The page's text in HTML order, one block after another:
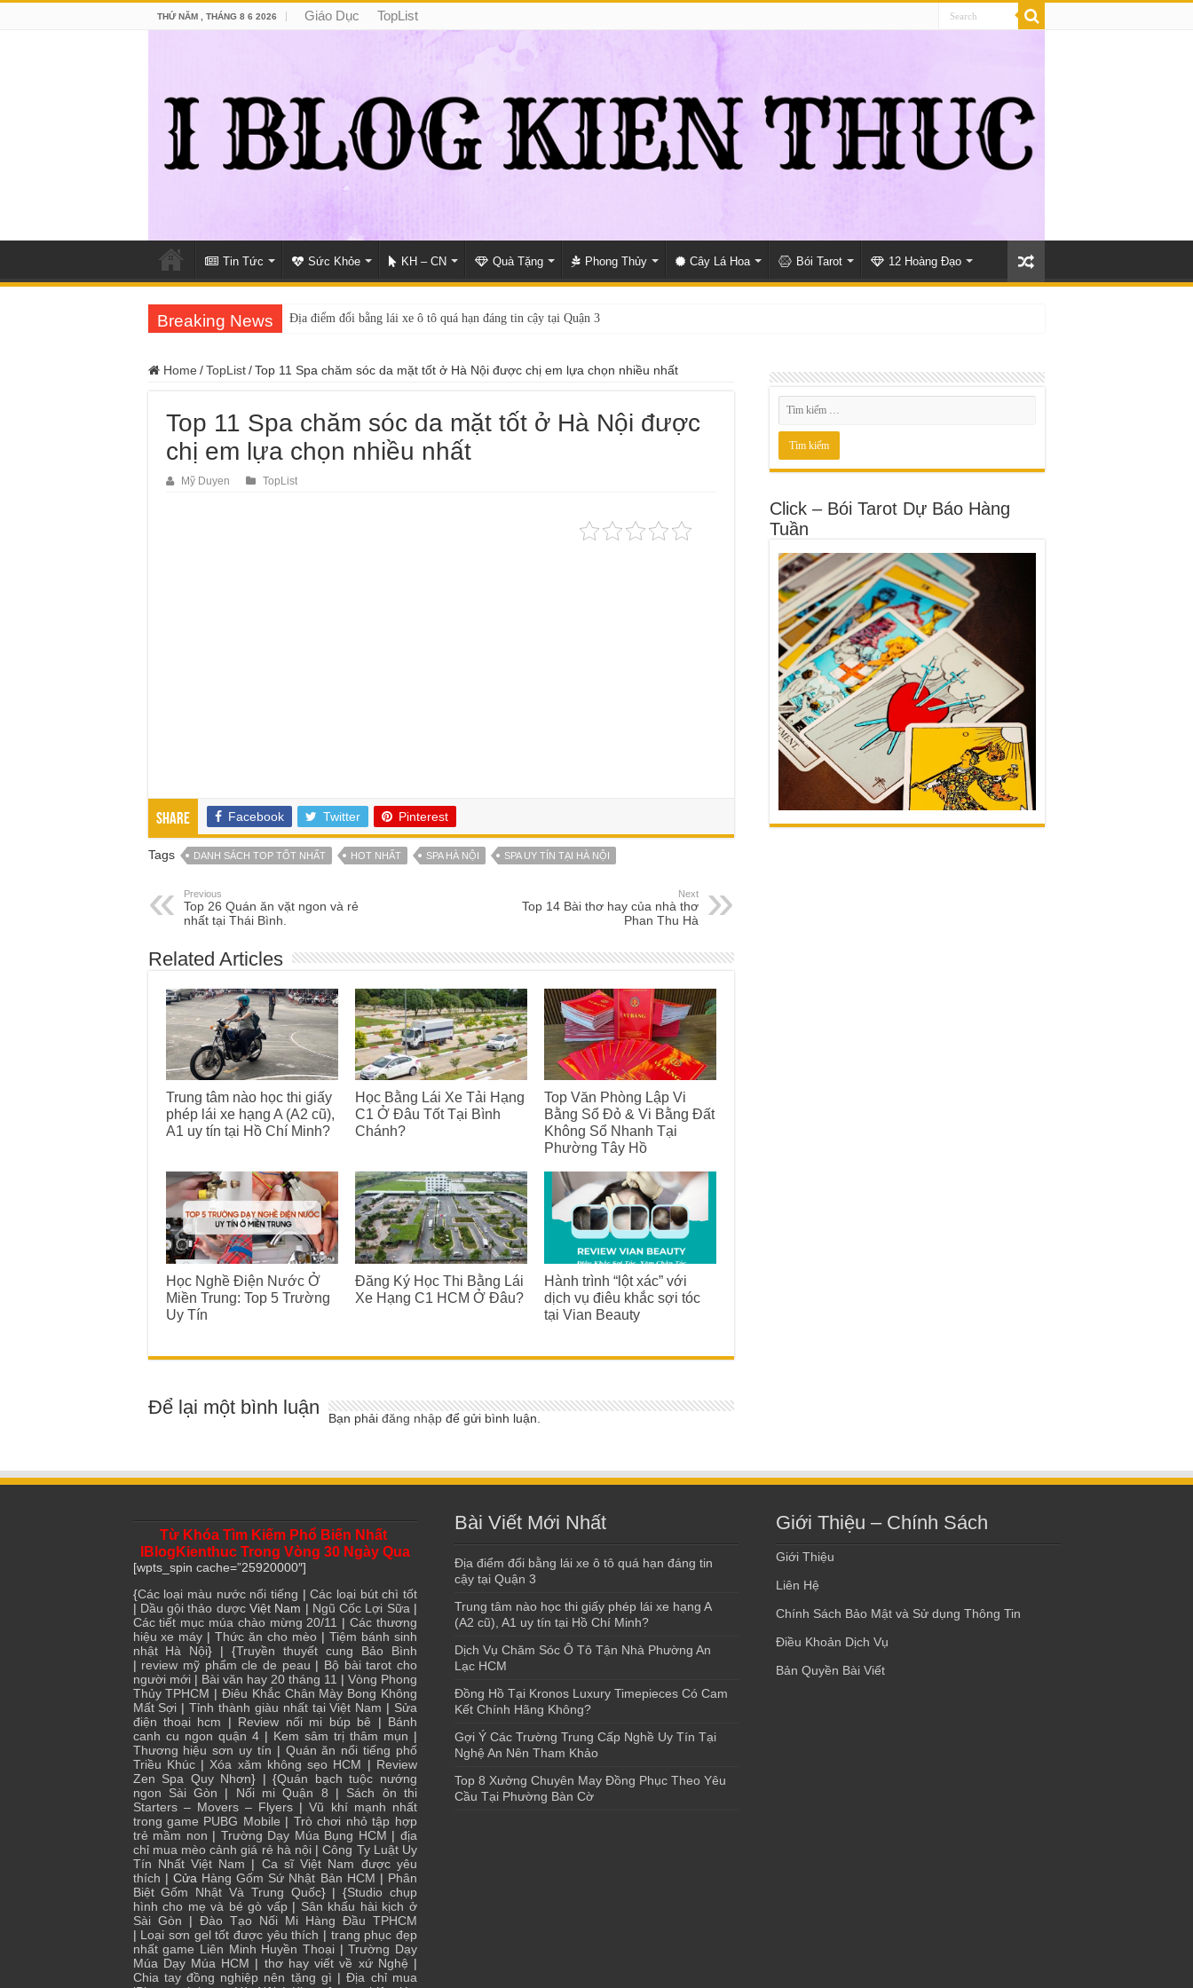
THỨ NĂM , THÁNG 8 6 2026 Giáo Dục TopList
Tin Tức Sức Khỏe KH – CN Quà Tặng Phong Thủy Cây Lá Hoa Bói Tarot 12 Hoàng Đạo
Breaking News Địa điểm đổi bằng lái xe ô tô quá hạn đáng tin cậy tại Quận 3
Home /TopList/Top 11 Spa chăm sóc da mặt tốt ở Hà Nội được chị em lựa chọn nhiều nhất
Top 11 Spa chăm sóc da mặt tốt ở Hà Nội được
chị em lựa chọn nhiều nhất
Mỹ Duyen TopList
Share Facebook Twitter Pinterest
Tags DANH SÁCH TOP TỐT NHẤT HOT NHẤT SPA HÀ NỘI SPA UY TÍN TẠI HÀ NỘI
Previous
Top 26 Quán ăn vặt ngon và rẻ
nhất tại Thái Bình.
Next
Top 14 Bài thơ hay của nhà thơ
Phan Thu Hà
Related Articles
Trung tâm nào học thi giấy
phép lái xe hạng A (A2 cũ),
A1 uy tín tại Hồ Chí Minh?
Học Bằng Lái Xe Tải Hạng
C1 Ở Đâu Tốt Tại Bình
Chánh?
Top Văn Phòng Lập Vi
Bằng Sổ Đỏ & Vi Bằng Đất
Không Sổ Nhanh Tại
Phường Tây Hồ
Học Nghề Điện Nước Ở
Miền Trung: Top 5 Trường
Uy Tín
Đăng Ký Học Thi Bằng Lái
Xe Hạng C1 HCM Ở Đâu?
Hành trình “lột xác” với
dịch vụ điêu khắc sợi tóc
tại Vian Beauty
Để lại một bình luận Bạn phải đăng nhập để gửi bình luận.
Click – Bói Tarot Dự Báo Hàng
Tuần
Từ Khóa Tìm Kiếm Phổ Biến Nhất
IBlogKienthuc Trong Vòng 30 Ngày Qua
[wpts_spin cache=”25920000″]
{Các loại màu nước nổi tiếng |Các loại bút chì tốt
| Dầu gội thảo dượcViệt Nam | Ngũ Cốc Lợi Sữa |
Các tiết mục múa chào mừng 20/11 |Các thương
hiệu xe máy |Thức ăn cho mèo |Tiệm bánh sinh
nhật Hà Nội} | {Truyền thuyết cung Bảo Bình
| review mỹ phẩm cle de peau | Bộ bài tarot cho
người mới| Bài văn hay 20 tháng 11 | Vòng Phong
Thủy TPHCM | Điêu Khắc Chân Mày Bong Không
Mất Sợi |Tỉnh thành giàu nhất tại Việt Nam | Sửa
điện thoại hcm | Review nối mi búp bê | Bánh
canh cu ngon quận 4| Kem sâm trị thâm mụn |
Thương hiệu sơn uy tín | Quán ăn nổi tiếng phố
Triều Khúc| Xóa xăm không sẹo HCM | Review
Zen Spa Quy Nhơn} | {Quán bạch tuộc nướng
ngon Sài Gòn | Nối mi Quận 8 | Sách ôn thi
Starters – Movers – Flyers |Vũ khí mạnh nhất
trong game PUBG Mobile | Trò chơi nhỏ tập hợp
trẻ mầm non | Trường Dạy Múa Bụng HCM | địa
chỉ mua mèo cảnh giá rẻ hà nội|Công Ty Luật Uy
Tín Nhất Việt Nam | Ca sĩ Việt Nam được yêu
thích | Cửa Hàng Gốm Sứ Nhật Bản HCM | Phân
Biệt Gốm Nhật Và Trung Quốc} | {Studio chụp
hình cho mẹ và bé gò vấp| Sân khấu hài kịch ở
Sài Gòn | Đào Tạo Nối Mi Hàng Đầu TPHCM
| Loại sơn gel tốt được yêu thích | trang phục đẹp
nhất game Liên Minh Huyền Thoại|Trường Dạy
Múa Dạy Múa HCM | thơ hay viết về xứ Nghệ |
Chia tay đồng nghiệp nên tặng gì |Địa chỉ mua
Bài Viết Mới Nhất
Địa điểm đổi bằng lái xe ô tô quá hạn đáng tin
cậy tại Quận 3
Trung tâm nào học thi giấy phép lái xe hạng A
(A2 cũ), A1 uy tín tại Hồ Chí Minh?
Dịch Vụ Chăm Sóc Ô Tô Tận Nhà Phường An
Lạc HCM
Đồng Hồ Tại Kronos Luxury Timepieces Có Cam
Kết Chính Hãng Không?
Gợi Ý Các Trường Trung Cấp Nghề Uy Tín Tại
Nghệ An Nên Tham Khảo
Top 8 Xưởng Chuyên May Đồng Phục Theo Yêu
Cầu Tại Phường Bàn Cờ
Giới Thiệu – Chính Sách
Giới Thiệu
Liên Hệ
Chính Sách Bảo Mật và Sử dụng Thông Tin
Điều Khoản Dịch Vụ
Bản Quyền Bài Viết